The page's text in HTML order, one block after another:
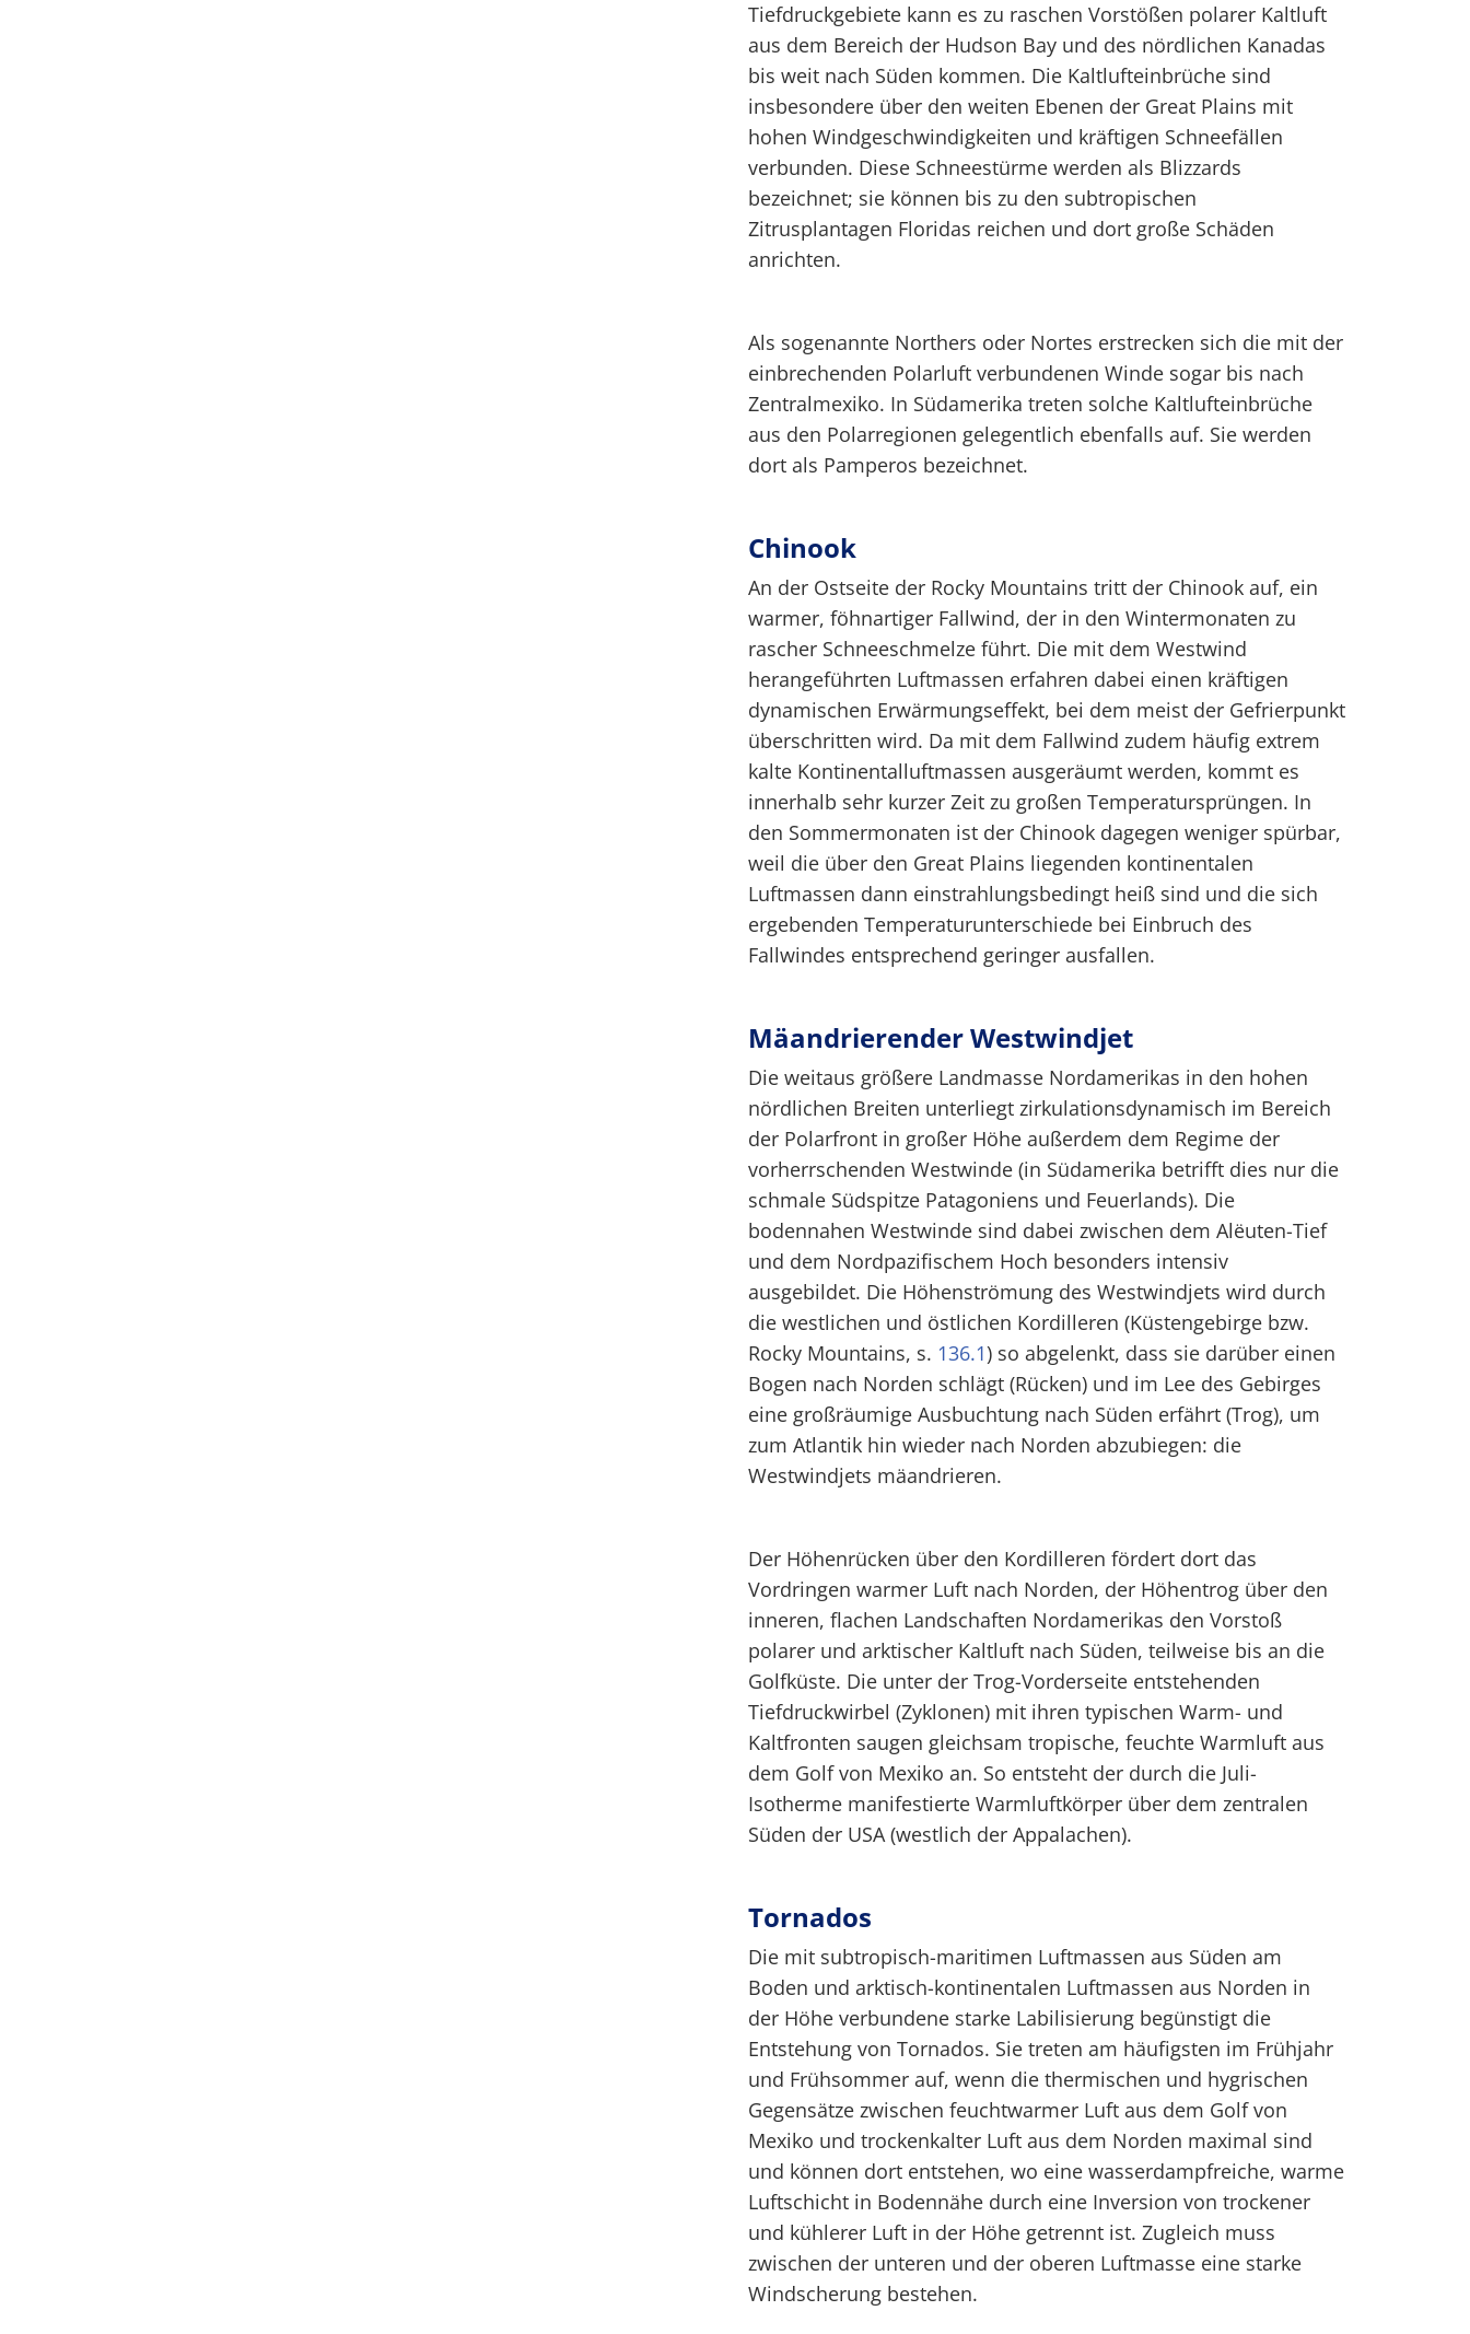
Tiefdruckgebiete kann es zu raschen Vorstößen polarer Kaltluft
aus dem Bereich der Hudson Bay und des nördlichen Kanadas
bis weit nach Süden kommen. Die Kaltlufteinbrüche sind
insbesondere über den weiten Ebenen der Great Plains mit
hohen Windgeschwindigkeiten und kräftigen Schneefällen
verbunden. Diese Schneestürme werden als Blizzards
bezeichnet; sie können bis zu den subtropischen
Zitrusplantagen Floridas reichen und dort große Schäden
anrichten.
Als sogenannte Northers oder Nortes erstrecken sich die mit der
einbrechenden Polarluft verbundenen Winde sogar bis nach
Zentralmexiko. In Südamerika treten solche Kaltlufteinbrüche
aus den Polarregionen gelegentlich ebenfalls auf. Sie werden
dort als Pamperos bezeichnet.
Chinook
An der Ostseite der Rocky Mountains tritt der Chinook auf, ein
warmer, föhnartiger Fallwind, der in den Wintermonaten zu
rascher Schneeschmelze führt. Die mit dem Westwind
herangeführten Luftmassen erfahren dabei einen kräftigen
dynamischen Erwärmungseffekt, bei dem meist der Gefrierpunkt
überschritten wird. Da mit dem Fallwind zudem häufig extrem
kalte Kontinentalluftmassen ausgeräumt werden, kommt es
innerhalb sehr kurzer Zeit zu großen Temperatursprüngen. In
den Sommermonaten ist der Chinook dagegen weniger spürbar,
weil die über den Great Plains liegenden kontinentalen
Luftmassen dann einstrahlungsbedingt heiß sind und die sich
ergebenden Temperaturunterschiede bei Einbruch des
Fallwindes entsprechend geringer ausfallen.
Mäandrierender Westwindjet
Die weitaus größere Landmasse Nordamerikas in den hohen
nördlichen Breiten unterliegt zirkulationsdynamisch im Bereich
der Polarfront in großer Höhe außerdem dem Regime der
vorherrschenden Westwinde (in Südamerika betrifft dies nur die
schmale Südspitze Patagoniens und Feuerlands). Die
bodennahen Westwinde sind dabei zwischen dem Alëuten-Tief
und dem Nordpazifischem Hoch besonders intensiv
ausgebildet. Die Höhenströmung des Westwindjets wird durch
die westlichen und östlichen Kordilleren (Küstengebirge bzw.
Rocky Mountains, s. 136.1) so abgelenkt, dass sie darüber einen
Bogen nach Norden schlägt (Rücken) und im Lee des Gebirges
eine großräumige Ausbuchtung nach Süden erfährt (Trog), um
zum Atlantik hin wieder nach Norden abzubiegen: die
Westwindjets mäandrieren.
Der Höhenrücken über den Kordilleren fördert dort das
Vordringen warmer Luft nach Norden, der Höhentrog über den
inneren, flachen Landschaften Nordamerikas den Vorstoß
polarer und arktischer Kaltluft nach Süden, teilweise bis an die
Golfküste. Die unter der Trog-Vorderseite entstehenden
Tiefdruckwirbel (Zyklonen) mit ihren typischen Warm- und
Kaltfronten saugen gleichsam tropische, feuchte Warmluft aus
dem Golf von Mexiko an. So entsteht der durch die Juli-
Isotherme manifestierte Warmluftkörper über dem zentralen
Süden der USA (westlich der Appalachen).
Tornados
Die mit subtropisch-maritimen Luftmassen aus Süden am
Boden und arktisch-kontinentalen Luftmassen aus Norden in
der Höhe verbundene starke Labilisierung begünstigt die
Entstehung von Tornados. Sie treten am häufigsten im Frühjahr
und Frühsommer auf, wenn die thermischen und hygrischen
Gegensätze zwischen feuchtwarmer Luft aus dem Golf von
Mexiko und trockenkalter Luft aus dem Norden maximal sind
und können dort entstehen, wo eine wasserdampfreiche, warme
Luftschicht in Bodennähe durch eine Inversion von trockener
und kühlerer Luft in der Höhe getrennt ist. Zugleich muss
zwischen der unteren und der oberen Luftmasse eine starke
Windscherung bestehen.